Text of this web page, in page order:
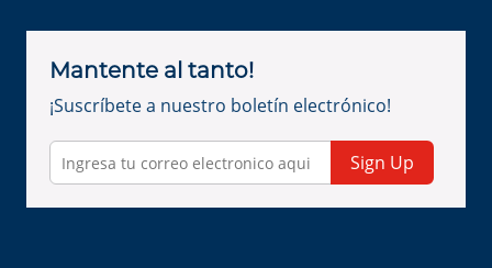
Mantente al tanto!
¡Suscríbete a nuestro boletín electrónico!
Sign Up